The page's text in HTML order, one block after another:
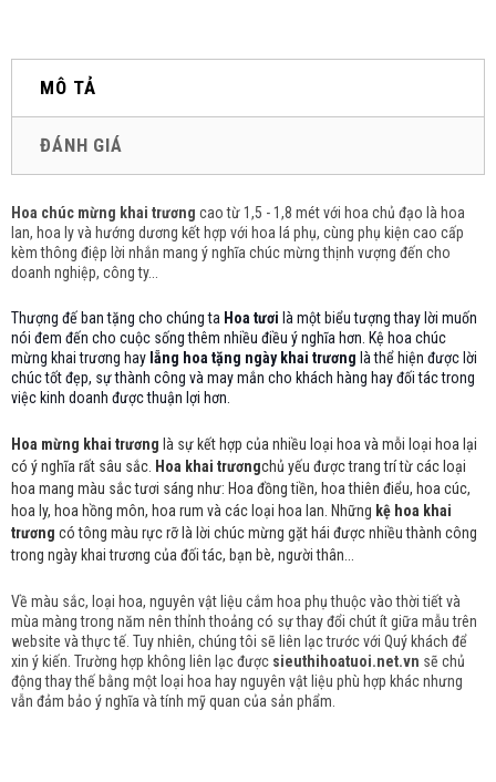
MÔ TẢ
ĐÁNH GIÁ
Hoa chúc mừng khai trương cao từ 1,5 - 1,8 mét với hoa chủ đạo là hoa
lan, hoa ly và hướng dương kết hợp với hoa lá phụ, cùng phụ kiện cao cấp
kèm thông điệp lời nhắn mang ý nghĩa chúc mừng thịnh vượng đến cho
doanh nghiệp, công ty...
Thượng đế ban tặng cho chúng ta Hoa tươi là một biểu tượng thay lời muốn
nói đem đến cho cuộc sống thêm nhiều điều ý nghĩa hơn. Kệ hoa chúc
mừng khai trương hay lẵng hoa tặng ngày khai trương là thể hiện được lời
chúc tốt đẹp, sự thành công và may mắn cho khách hàng hay đối tác trong
việc kinh doanh được thuận lợi hơn.
Hoa mừng khai trương là sự kết hợp của nhiều loại hoa và mỗi loại hoa lại
có ý nghĩa rất sâu sắc. Hoa khai trươngchủ yếu được trang trí từ các loại
hoa mang màu sắc tươi sáng như: Hoa đồng tiền, hoa thiên điểu, hoa cúc,
hoa ly, hoa hồng môn, hoa rum và các loại hoa lan. Những kệ hoa khai
trương có tông màu rực rỡ là lời chúc mừng gặt hái được nhiều thành công
trong ngày khai trương của đối tác, bạn bè, người thân...
Về màu sắc, loại hoa, nguyên vật liệu cắm hoa phụ thuộc vào thời tiết và
mùa màng trong năm nên thỉnh thoảng có sự thay đổi chút ít giữa mẫu trên
website và thực tế. Tuy nhiên, chúng tôi sẽ liên lạc trước với Quý khách để
xin ý kiến. Trường hợp không liên lạc được sieuthihoatuoi.net.vn sẽ chủ
động thay thế bằng một loại hoa hay nguyên vật liệu phù hợp khác nhưng
vẫn đảm bảo ý nghĩa và tính mỹ quan của sản phẩm.